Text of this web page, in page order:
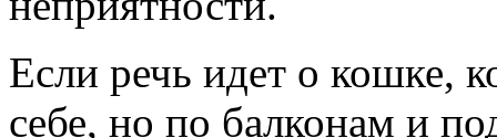
Если речь идет о кошке,
себе, но по балконам и